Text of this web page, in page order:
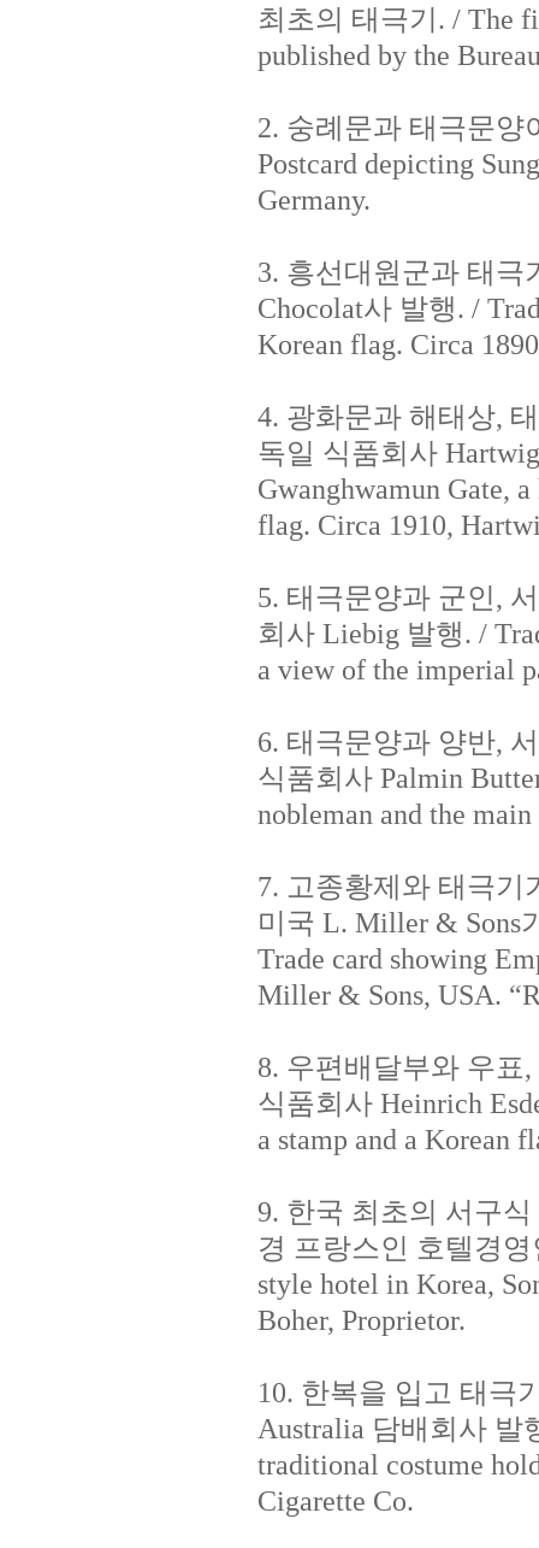
최초의 태극기. / The
published by the
2. 숭례문과 태극문양
Postcard depicting
Germany.
3. 흥선대원군과 태극
Chocolat사 발행. /
Korean flag. Circa
4. 광화문과 해태상,
독일 식품회사
Gwanghwamun Gate,
flag. Circa 1910,
5. 태극문양과 군인,
회사 Liebig 발행. /
a view of the imperial
6. 태극문양과 양반,
식품회사 Palmin
nobleman and the
7. 고종황제와 태극기
미국 L. Miller & Sons
Trade card showing
Miller & Sons, USA.
8. 우편배달부와 우표
식품회사 Heinrich
a stamp and a Korean
9. 한국 최초의 서구
경 프랑스인 호텔경영
style hotel in Korea,
Boher, Proprietor.
10. 한복을 입고 태극
Australia 담배회사 발
traditional costume
Cigarette Co.